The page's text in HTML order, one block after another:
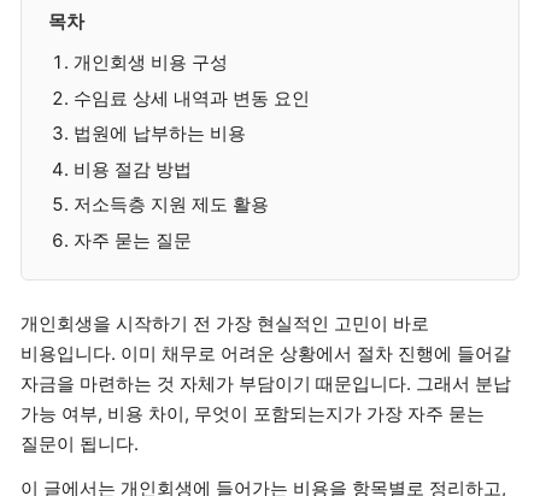
목차
개인회생 비용 구성
수임료 상세 내역과 변동 요인
법원에 납부하는 비용
비용 절감 방법
저소득층 지원 제도 활용
자주 묻는 질문
개인회생을 시작하기 전 가장 현실적인 고민이 바로
비용입니다. 이미 채무로 어려운 상황에서 절차 진행에 들어갈
자금을 마련하는 것 자체가 부담이기 때문입니다. 그래서 분납
가능 여부, 비용 차이, 무엇이 포함되는지가 가장 자주 묻는
질문이 됩니다.
이 글에서는 개인회생에 들어가는 비용을 항목별로 정리하고,